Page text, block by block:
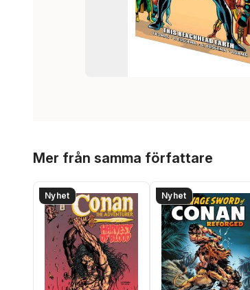
Mer från samma författare
Nyhet Nyhet